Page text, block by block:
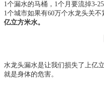
1个漏水的马桶，1个月要流掉3-25
1个城市如果有60万个水龙头关不
亿立方米水。
水龙头漏水是让我们损失了上亿
就是身体的危害。